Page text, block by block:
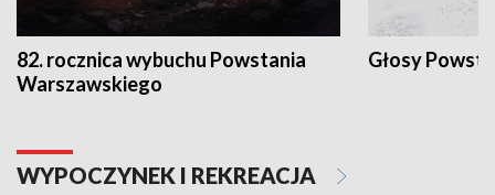
82. rocznica wybuchu Powstania
Warszawskiego
Głosy
WYPOCZYNEK I REKREACJA